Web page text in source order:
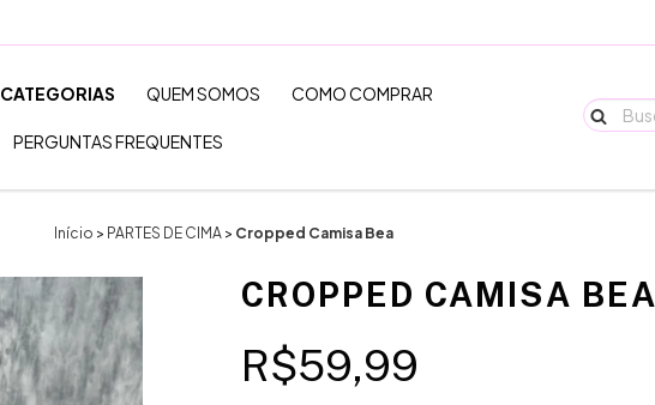
CATEGORIAS QUEM SOMOS COMO COMPRAR
PERGUNTAS FREQUENTES
Início > PARTES DE CIMA > Cropped Camisa Bea
CROPPED CAMISA BEA
R$59,99